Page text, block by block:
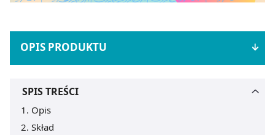
OPIS PRODUKTU
SPIS TREŚCI
Opis
Skład